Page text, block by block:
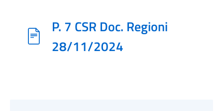
P. 7 CSR Doc. Regioni
28/11/2024